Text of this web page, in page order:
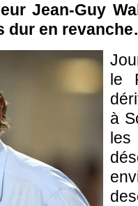
Jean-Guy
dur en
le
à
les